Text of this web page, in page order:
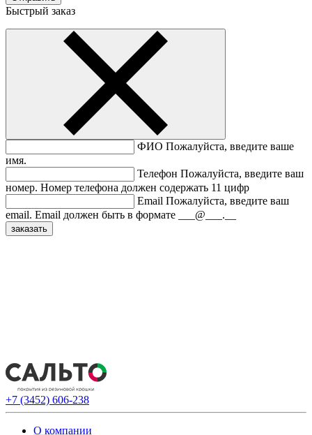
Быстрый заказ
ФИО Пожалуйста, введите ваше
имя.
Телефон Пожалуйста, введите ваш
номер. Номер телефона должен содержать 11 цифр
Email Пожалуйста, введите ваш
email. Email должен быть в формате ___@___.__
+7 (3452) 606-238
О компании